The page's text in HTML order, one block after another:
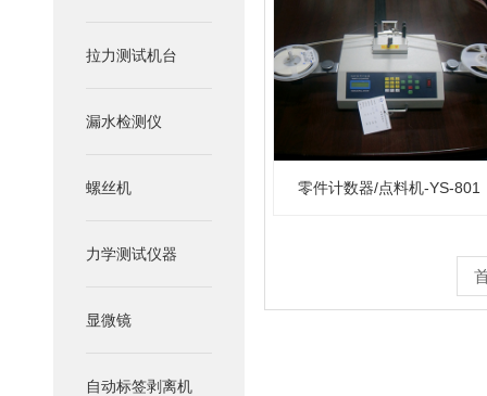
拉力测试机台
漏水检测仪
螺丝机
力学测试仪器
显微镜
自动标签剥离机
零件计数器/点料机-YS-801